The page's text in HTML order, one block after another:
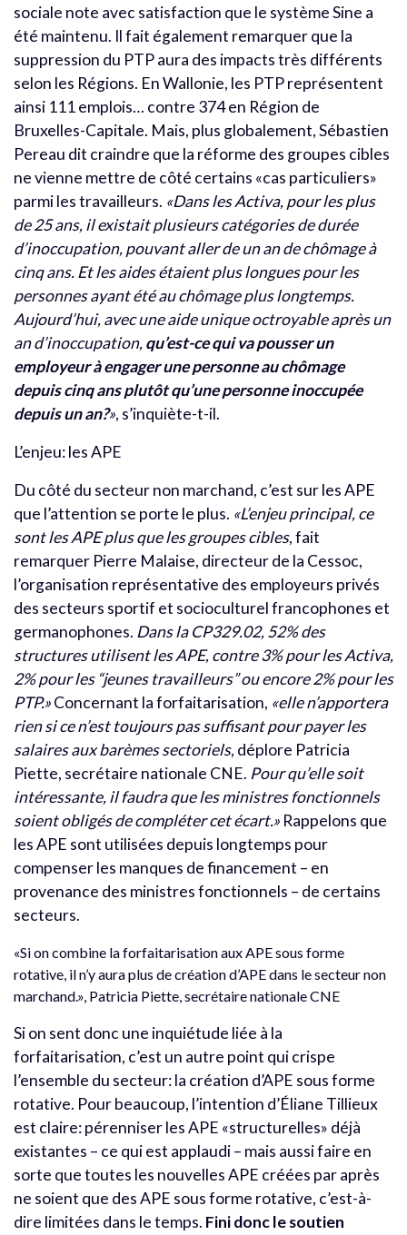
sociale note avec satisfaction que le système Sine a
été maintenu. Il fait également remarquer que la
suppression du PTP aura des impacts très différents
selon les Régions. En Wallonie, les PTP représentent
ainsi 111 emplois… contre 374 en Région de
Bruxelles-Capitale. Mais, plus globalement, Sébastien
Pereau dit craindre que la réforme des groupes cibles
ne vienne mettre de côté certains «cas particuliers»
parmi les travailleurs. «Dans les Activa, pour les plus
de 25 ans, il existait plusieurs catégories de durée
d’inoccupation, pouvant aller de un an de chômage à
cinq ans. Et les aides étaient plus longues pour les
personnes ayant été au chômage plus longtemps.
Aujourd’hui, avec une aide unique octroyable après un
an d’inoccupation,qu’est-ce qui va pousser un
employeur à engager une personne au chômage
depuis cinq ans plutôt qu’une personne inoccupée
depuis un an?», s’inquiète-t-il.
L’enjeu: les APE
Du côté du secteur non marchand, c’est sur les APE
que l’attention se porte le plus. «L’enjeu principal, ce
sont les APE plus que les groupes cibles, fait
remarquer Pierre Malaise, directeur de la Cessoc,
l’organisation représentative des employeurs privés
des secteurs sportif et socioculturel francophones et
germanophones. Dans la CP329.02, 52% des
structures utilisent les APE, contre 3% pour les Activa,
2% pour les “jeunes travailleurs” ou encore 2% pour les
PTP.»Concernant la forfaitarisation, «elle n’apportera
rien si ce n’est toujours pas suffisant pour payer les
salaires aux barèmes sectoriels, déplore Patricia
Piette, secrétaire nationale CNE. Pour qu’elle soit
intéressante, il faudra que les ministres fonctionnels
soient obligés de compléter cet écart.» Rappelons que
les APE sont utilisées depuis longtemps pour
compenser les manques de financement – en
provenance des ministres fonctionnels – de certains
secteurs.
«Si on combine la forfaitarisation aux APE sous forme
rotative, il n’y aura plus de création d’APE dans le secteur non
marchand.», Patricia Piette, secrétaire nationale CNE
Si on sent donc une inquiétude liée à la
forfaitarisation, c’est un autre point qui crispe
l’ensemble du secteur: la création d’APE sous forme
rotative. Pour beaucoup, l’intention d’Éliane Tillieux
est claire: pérenniser les APE «structurelles» déjà
existantes – ce qui est applaudi – mais aussi faire en
sorte que toutes les nouvelles APE créées par après
ne soient que des APE sous forme rotative, c’est-à-
dire limitées dans le temps. Fini donc le soutien